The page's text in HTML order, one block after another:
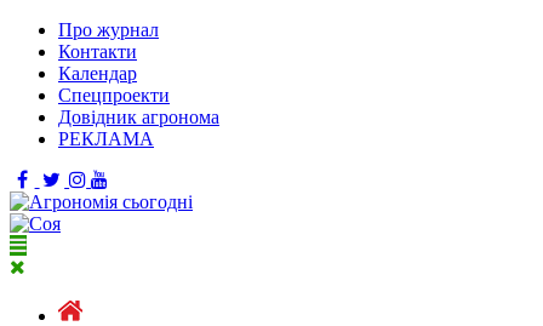
Про журнал
Контакти
Календар
Спецпроекти
Довідник агронома
РЕКЛАМА